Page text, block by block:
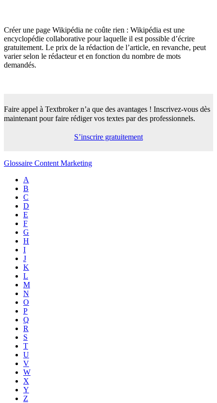
Créer une page Wikipédia ne coûte rien : Wikipédia est une
encyclopédie collaborative pour laquelle il est possible d’écrire
gratuitement. Le prix de la rédaction de l’article, en revanche, peut
varier selon le rédacteur et en fonction du nombre de mots
demandés.
Faire appel à Textbroker n’a que des avantages ! Inscrivez-vous dès
maintenant pour faire rédiger vos textes par des professionnels.
S’inscrire gratuitement
Glossaire Content Marketing
A
B
C
D
E
F
G
H
I
J
K
L
M
N
O
P
Q
R
S
T
U
V
W
X
Y
Z